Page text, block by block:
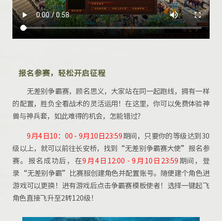
报名参赛，轻松开启征程
无差别争霸赛， 顾名思义， 大家站在同一起跑线，拥有一样
的配置，胜负全看战术的灵活运用！在这里，你可以免费体验神
兽与神兵套，如此难得的机会，怎能错过？
9月4日10：00 - 9月10日23:59期间，只要你的等级达到30
级以上，就可以前往长安桥，找到“无差别争霸赛大使”报名参
赛。报名成功后，在9月4日12:00 - 9月10日23:59期间，登
录“无差别争霸”比赛服创建角色并配置账号。 随便建个角色进
游戏可以更换！进有游戏后点击争霸赛模板使者！选择一键起飞
角色直接飞升至2转120级！